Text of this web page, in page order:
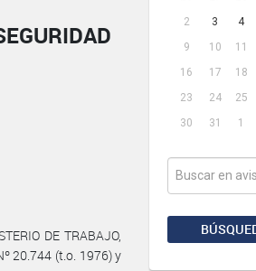
2
3 4
9
10 11
16
17 18
23
24 25
30
31 1
DE TRABAJO,
20.744 (t.o. 1976) y